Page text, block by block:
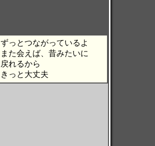
ずっとつながっているよ
また会えば、昔みたいに
戻れるから
きっと大丈夫